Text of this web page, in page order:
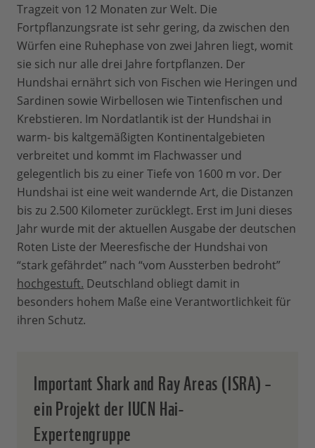
Tragzeit von 12 Monaten zur Welt. Die
Fortpflanzungsrate ist sehr gering, da zwischen den
Würfen eine Ruhephase von zwei Jahren liegt, womit
sie sich nur alle drei Jahre fortpflanzen. Der
Hundshai ernährt sich von Fischen wie Heringen und
Sardinen sowie Wirbellosen wie Tintenfischen und
Krebstieren. Im Nordatlantik ist der Hundshai in
warm- bis kaltgemäßigten Kontinentalgebieten
verbreitet und kommt im Flachwasser und
gelegentlich bis zu einer Tiefe von 1600 m vor. Der
Hundshai ist eine weit wandernde Art, die Distanzen
bis zu 2.500 Kilometer zurücklegt. Erst im Juni dieses
Jahr wurde mit der aktuellen Ausgabe der deutschen
Roten Liste der Meeresfische der Hundshai von
“stark gefährdet” nach “vom Aussterben bedroht”
hochgestuft. Deutschland obliegt damit in
besonders hohem Maße eine Verantwortlichkeit für
ihren Schutz.
Important Shark and Ray Areas (ISRA) –
ein Projekt der IUCN Hai-
Expertengruppe